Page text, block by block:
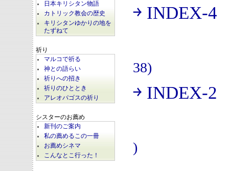
日本キリシタン物語
カトリック教会の歴史
キリシタンゆかりの地を
たずねて
祈り
マルコで祈る
神との語らい
祈りへの招き
祈りのひととき
アレオパゴスの祈り
シスターのお薦め
新刊のご案内
私の薦めるこの一冊
お薦めシネマ
こんなとこ行った！
￫ INDEX-4
38)
￫ INDEX-2
)